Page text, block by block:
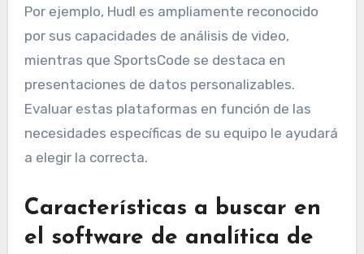
Por ejemplo, Hudl es ampliamente reconocido
por sus capacidades de análisis de video,
mientras que SportsCode se destaca en
presentaciones de datos personalizables.
Evaluar estas plataformas en función de las
necesidades específicas de su equipo le ayudará
a elegir la correcta.
Características a buscar en
el software de analítica de